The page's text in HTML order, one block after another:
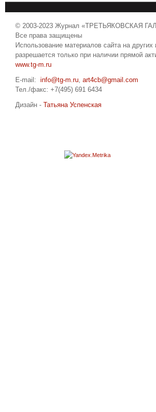
© 2003-2023 Журнал «ТРЕТЬЯКОВСКАЯ
Все права защищены
Использование материалов сайта на других
разрешается только при наличии прямой
www.tg-m.ru
E-mail: info@tg-m.ru, art4cb@gmail.com
Тел./факс: +7(495) 691 6434
Дизайн - Татьяна Успенская